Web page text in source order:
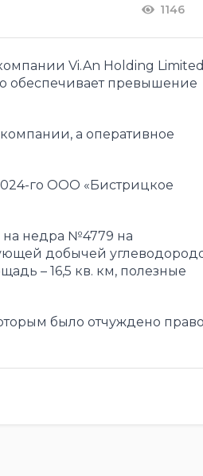
1146
Vi.An Holding Limited
обеспечивает превышение
а оперативное
го ООО «Бистрицкое
недра №4779 на
добычей
– 16,5 кв. км, полезные
было отчуждено право